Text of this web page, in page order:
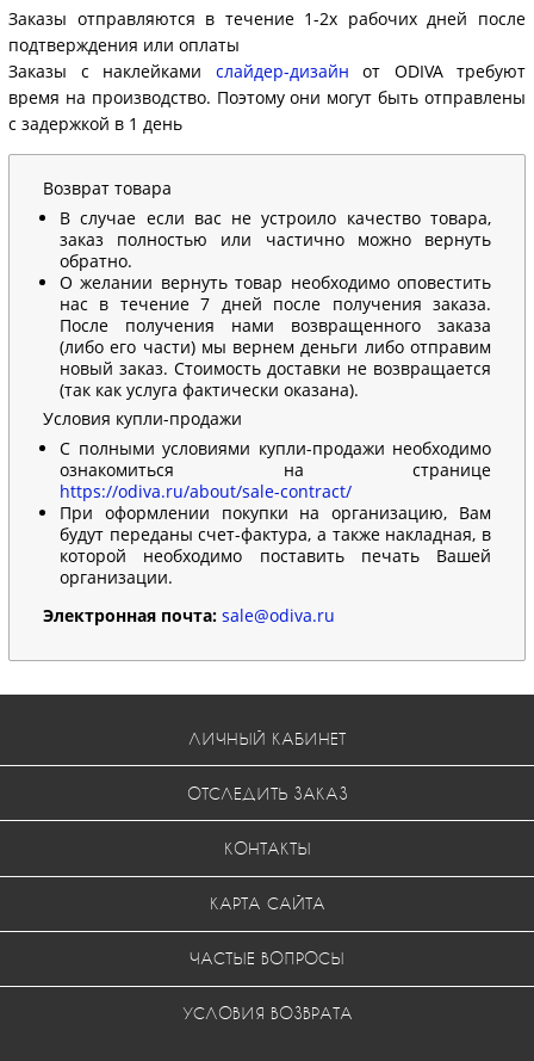
Заказы отправляются в течение 1-2х рабочих дней после
подтверждения или оплаты
Заказы с наклейками слайдер-дизайн от ODIVA требуют
время на производство. Поэтому они могут быть отправлены
с задержкой в 1 день
Возврат товара
В случае если вас не устроило качество товара,
заказ полностью или частично можно вернуть
обратно.
О желании вернуть товар необходимо оповестить
нас в течение 7 дней после получения заказа.
После получения нами возвращенного заказа
(либо его части) мы вернем деньги либо отправим
новый заказ. Стоимость доставки не возвращается
(так как услуга фактически оказана).
Условия купли-продажи
С полными условиями купли-продажи необходимо
ознакомиться на странице
https://odiva.ru/about/sale-contract/
При оформлении покупки на организацию, Вам
будут переданы счет-фактура, а также накладная, в
которой необходимо поставить печать Вашей
организации.
Электронная почта: sale@odiva.ru
ЛИЧНЫЙ КАБИНЕТ
ОТСЛЕДИТЬ ЗАКАЗ
КОНТАКТЫ
КАРТА САЙТА
ЧАСТЫЕ ВОПРОСЫ
УСЛОВИЯ ВОЗВРАТА